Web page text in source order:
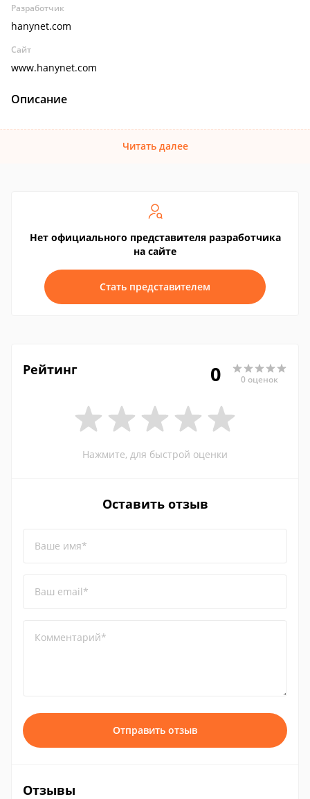
Разработчик
hanynet.com
Сайт
www.hanynet.com
Описание
Читать далее
Нет официального представителя разработчика
на сайте
Стать представителем
Рейтинг 0 0 оценок
Нажмите, для быстрой оценки
Оставить отзыв
Ваше имя*
Ваш email*
Комментарий*
Отправить отзыв
Отзывы